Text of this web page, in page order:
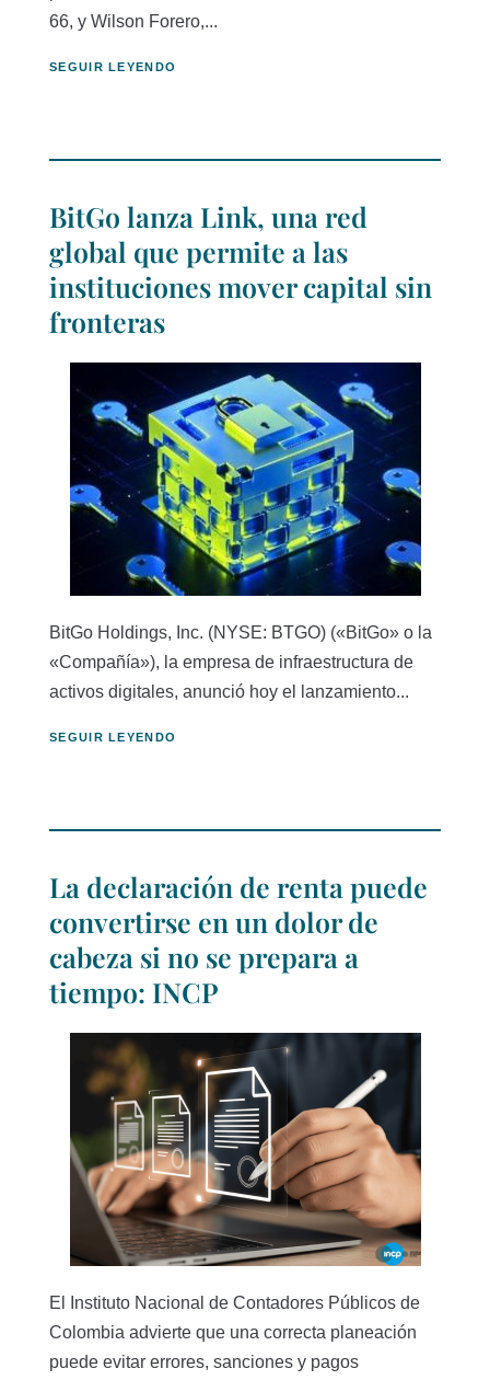
66, y Wilson Forero,...
SEGUIR LEYENDO
BitGo lanza Link, una red
global que permite a las
instituciones mover capital sin
fronteras
BitGo Holdings, Inc. (NYSE: BTGO) («BitGo» o la
«Compañía»), la empresa de infraestructura de
activos digitales, anunció hoy el lanzamiento...
SEGUIR LEYENDO
La declaración de renta puede
convertirse en un dolor de
cabeza si no se prepara a
tiempo: INCP
El Instituto Nacional de Contadores Públicos de
Colombia advierte que una correcta planeación
puede evitar errores, sanciones y pagos